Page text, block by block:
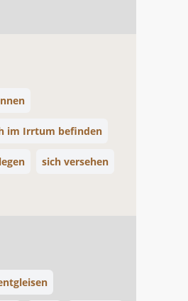
im Irrtum befinden
sich versehen